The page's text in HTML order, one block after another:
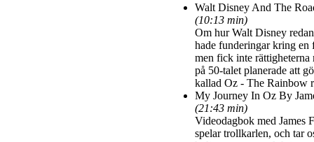
Walt Disney And The
(10:13 min)
Om hur Walt Disney
hade funderingar kring en
men fick inte rättigheterna
på 50-talet planerade att
kallad Oz - The Rainbow
My Journey In Oz By
(21:43 min)
Videodagbok med James
spelar trollkarlen, och tar